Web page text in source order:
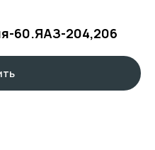
60.ЯАЗ-204,206